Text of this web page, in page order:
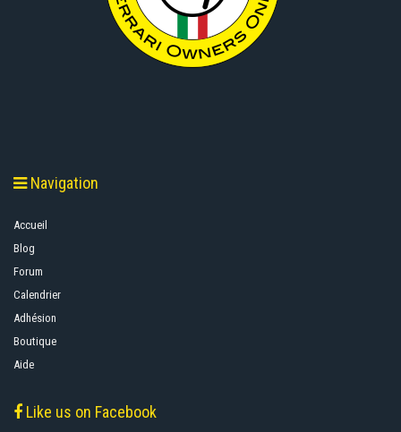
Navigation
Accueil
Blog
Forum
Calendrier
Adhésion
Boutique
Aide
Like us on Facebook